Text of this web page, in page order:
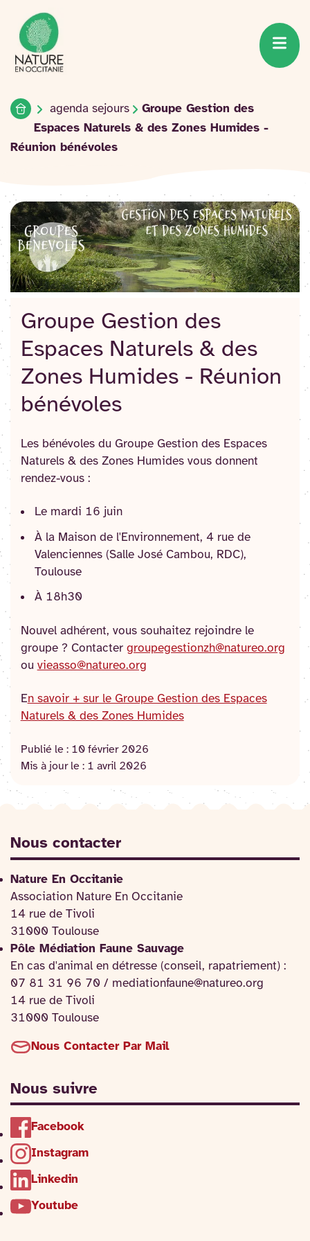
Accéder
au
contenu
Accueil du site
Accueilagenda sejours
Groupe Gestion des
Espaces Naturels & des Zones Humides -
Réunion bénévoles
Groupe Gestion des
Espaces Naturels & des
Zones Humides - Réunion
bénévoles
Les bénévoles du Groupe Gestion des Espaces
Naturels & des Zones Humides vous donnent
rendez-vous :
Le mardi 16 juin
À la Maison de l'Environnement, 4 rue de
Valenciennes (Salle José Cambou, RDC),
Toulouse
À 18h30
Nouvel adhérent, vous souhaitez rejoindre le
groupe ? Contacter groupegestionzh@natureo.org
ou vieasso@natureo.org
En savoir + sur le Groupe Gestion des Espaces
Naturels & des Zones Humides
Publié le : 10 février 2026
Mis à jour le : 1 avril 2026
Nous contacter
Nature En Occitanie
Association Nature En Occitanie
14 rue de Tivoli
31000 Toulouse
Pôle Médiation Faune Sauvage
En cas d'animal en détresse (conseil, rapatriement) :
07 81 31 96 70 / mediationfaune@natureo.org
14 rue de Tivoli
31000 Toulouse
Nous Contacter Par Mail
Nous suivre
Facebook
Instagram
Linkedin
Youtube